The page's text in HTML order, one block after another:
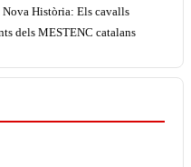
Història: Els cavalls
dels MESTENC catalans